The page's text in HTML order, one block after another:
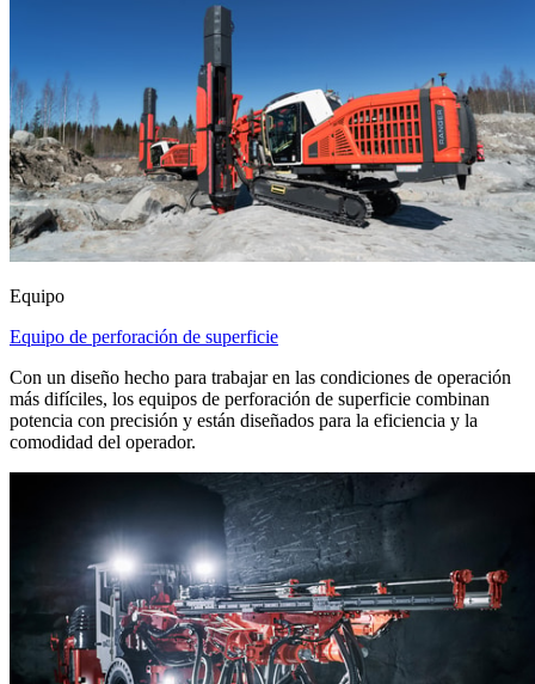
Equipo
Equipo de perforación de superficie
Con un diseño hecho para trabajar en las condiciones de operación
más difíciles, los equipos de perforación de superficie combinan
potencia con precisión y están diseñados para la eficiencia y la
comodidad del operador.